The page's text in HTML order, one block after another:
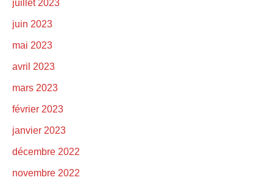
juillet 2023
juin 2023
mai 2023
avril 2023
mars 2023
février 2023
janvier 2023
décembre 2022
novembre 2022